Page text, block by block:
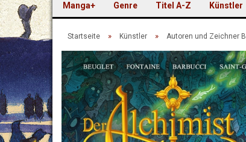
Manga+ Genre Titel A-Z Künstler
Startseite » Künstler » Autoren und Zeichner B